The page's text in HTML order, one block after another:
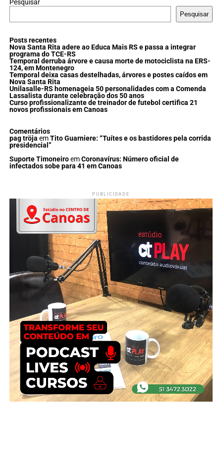
Pesquisar
Pesquisar
Posts recentes
Nova Santa Rita adere ao Educa Mais RS e passa a integrar
programa do TCE-RS
Temporal derruba árvore e causa morte de motociclista na ERS-
124, em Montenegro
Temporal deixa casas destelhadas, árvores e postes caídos em
Nova Santa Rita
Unilasalle-RS homenageia 50 personalidades com a Comenda
Lassalista durante celebração dos 50 anos
Curso profissionalizante de treinador de futebol certifica 21
novos profissionais em Canoas
Comentários
pag tröja emTito Guarniere: “Tuítes e os bastidores pela corrida
presidencial”
Suporte TimoneiroemCoronavírus: Número oficial de
infectados sobe para 41 em Canoas
PUBLICIDADE